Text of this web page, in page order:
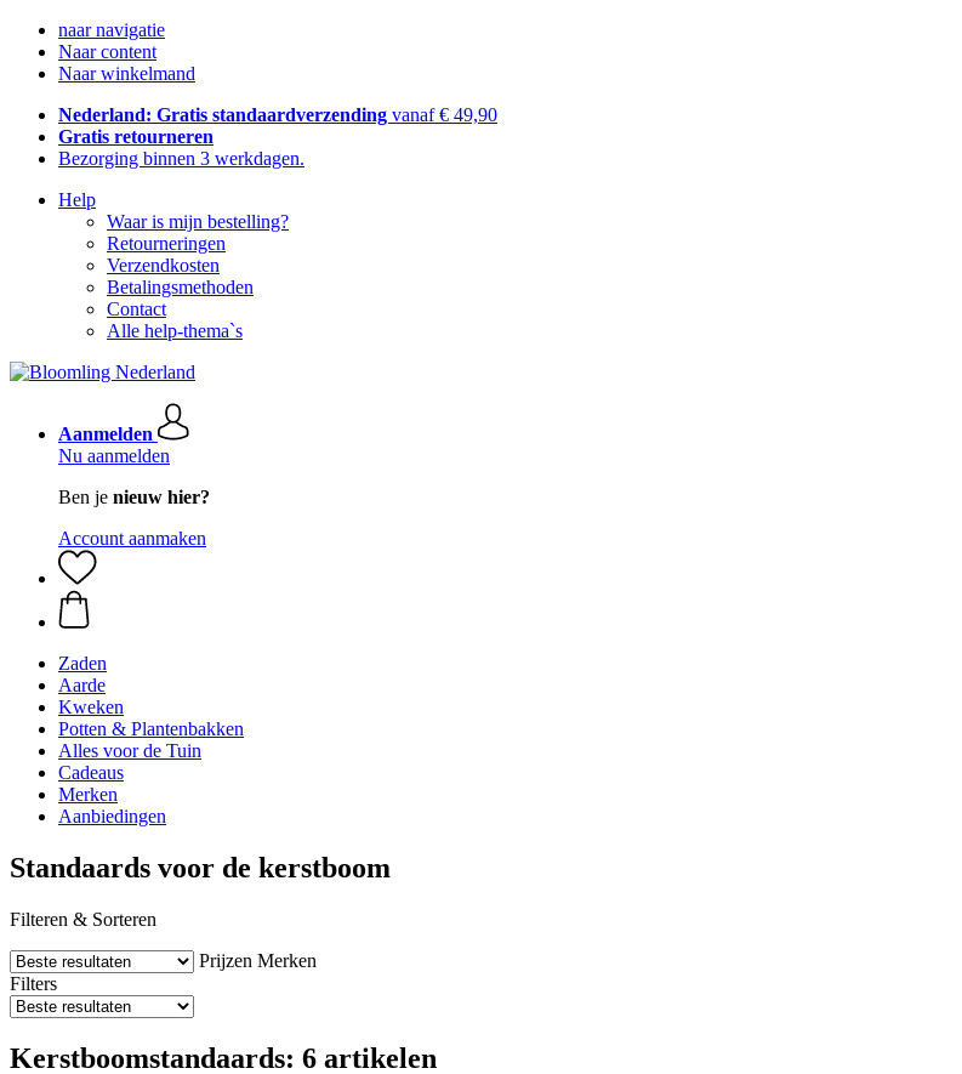
naar navigatie
Naar content
Naar winkelmand
Nederland: Gratis standaardverzending vanaf € 49,90
Gratis retourneren
Bezorging binnen 3 werkdagen.
Help
Waar is mijn bestelling?
Retourneringen
Verzendkosten
Betalingsmethoden
Contact
Alle help-thema`s
Aanmelden
Nu aanmelden
Ben je nieuw hier?
Account aanmaken
Zaden
Aarde
Kweken
Potten & Plantenbakken
Alles voor de Tuin
Cadeaus
Merken
Aanbiedingen
Standaards voor de kerstboom
Filteren & Sorteren
Prijzen Merken
Filters
Kerstboomstandaards: 6 artikelen